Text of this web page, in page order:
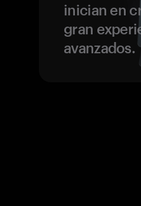
inician en
gran
avanzados.